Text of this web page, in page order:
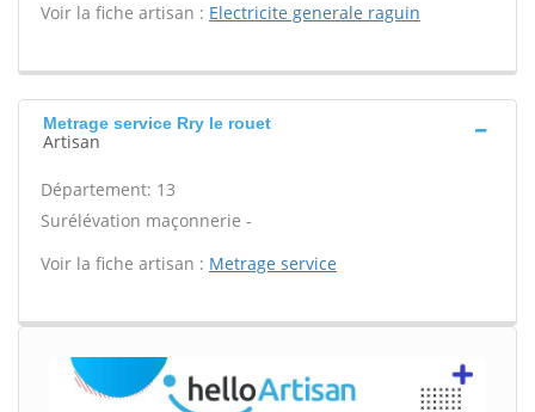
Voir la fiche artisan : Electricite generale raguin
Metrage service Rry le rouet
Artisan
Département: 13
Surélévation maçonnerie -
Voir la fiche artisan : Metrage service